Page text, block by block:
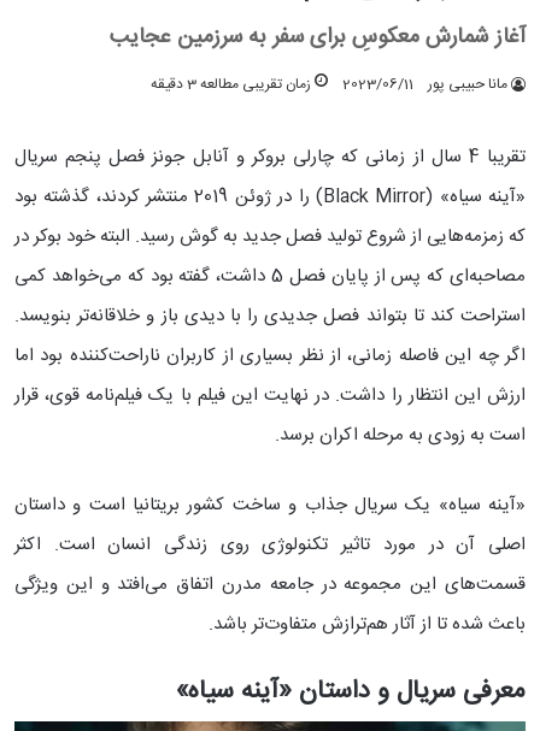
آغاز شمارش معکوسِ برای سفر به سرزمین عجایب
مانا حبیبی پور 2023/06/11 زمان تقریبی مطالعه 3 دقیقه
تقریبا 4 سال از زمانی که چارلی بروکر و آنابل جونز فصل پنجم سریال
«آینه سیاه» (Black Mirror) را در ژوئن 2019 منتشر کردند، گذشته بود
که زمزمه‌هایی از شروع تولید فصل جدید به گوش رسید. البته خود بوکر در
مصاحبه‌ای که پس از پایان فصل 5 داشت، گفته بود که می‌خواهد کمی
استراحت کند تا بتواند فصل جدیدی را با دیدی باز و خلاقانه‌تر بنویسد.
اگر چه این فاصله زمانی، از نظر بسیاری از کاربران ناراحت‌کننده بود اما
ارزش این انتظار را داشت. در نهایت این فیلم با یک فیلم‌نامه قوی، قرار
است به زودی به مرحله اکران برسد.
«آینه سیاه» یک سریال جذاب و ساخت کشور بریتانیا است و داستان
اصلی آن در مورد تاثیر تکنولوژی روی زندگی انسان است. اکثر
قسمت‌های این مجموعه در جامعه مدرن اتفاق می‌افتد و این ویژگی
باعث شده تا از آثار هم‌ترازش متفاوت‌تر باشد.
معرفی سریال و داستان «آینه سیاه»